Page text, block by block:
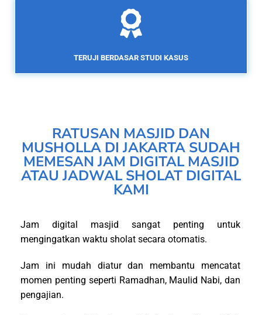
TERUJI BERDASAR STUDI KASUS
RATUSAN MASJID DAN
MUSHOLLA DI JAKARTA SUDAH
MEMESAN JAM DIGITAL MASJID
ATAU JADWAL SHOLAT DIGITAL
KAMI
Jam digital masjid sangat penting untuk
mengingatkan waktu sholat secara otomatis.
Jam ini mudah diatur dan membantu mencatat
momen penting seperti Ramadhan, Maulid Nabi, dan
pengajian.